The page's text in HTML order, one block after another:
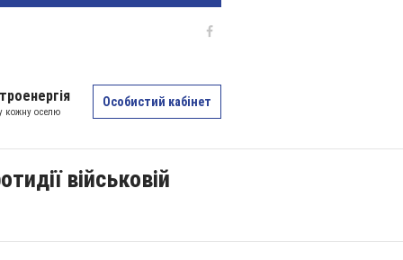
Особистий кабінет
кожну оселю
військовій